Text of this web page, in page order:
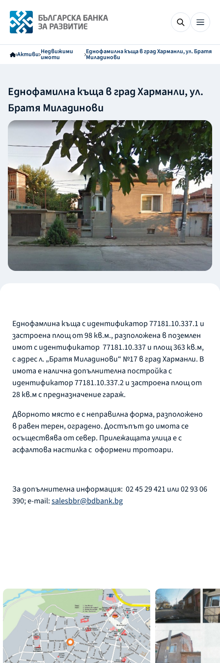
Активи Недвижими
имоти
Еднофамилна къща в град Харманли, ул. Братя
Миладинови
Еднофамилна къща в град Харманли, ул.
Братя Миладинови
Еднофамлина къща с идентификатор 77181.10.337.1 и
застроена площ от 98 кв.м., разположена в поземлен
имот с идентификатор 77181.10.337 и площ 363 кв.м,
с адрес л. „Братя Миладинови“ №17 в град Харманли. В
имота е налична допълнителна постройка с
идентификатор 77181.10.337.2 и застроена площ от
28 кв.м с предназначение гараж.
Дворното място е с неправилна форма, разположено
в равен терен, оградено. Достъпът до имота се
осъществява от север. Прилежащата улица е с
асфалтова настилка с оформени тротоари.
За допълнителна информация: 02 45 29 421 или 02 93 06
390; e-mail:salesbbr@bdbank.bg